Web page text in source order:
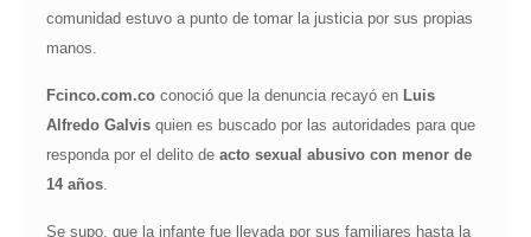
comunidad estuvo a punto de tomar la justicia por sus propias
manos.
Fcinco.com.coconoció que la denuncia recayó en Luis
Alfredo Galvisquien es buscado por las autoridades para que
responda por el delito de acto sexual abusivo con menor de
14 años.
Se supo, que la infante fue llevada por sus familiares hasta la